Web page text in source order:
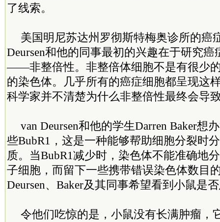
了线索。
美国明尼苏达州罗彻斯特梅奥诊所的癌
Deursen和他的同事最初的兴趣在于研究
——非整倍性。非整倍体细胞不是有很少
的染色体。几乎所有的癌症细胞都呈现这
科学家并不清楚为什么非整倍性最终会导
van Deursen和他的学生Darren Baker想
些BubR1，这是一种能够帮助细胞分裂时
质。当BubR1减少时，染色体不能准确地
子细胞，而留下一些携带错误染色体数目
Deursen、Baker及其同事希望看到小鼠是
令他们吃惊的是，小鼠没有长满肿瘤，